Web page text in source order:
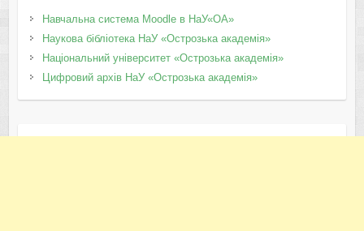
Навчальна система Moodle в НаУ«ОА»
Наукова бібліотека НаУ «Острозька академія»
Національний університет «Острозька академія»
Цифровий архів НаУ «Острозька академія»